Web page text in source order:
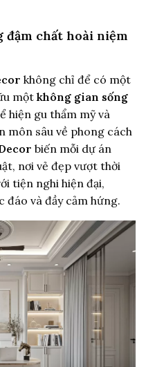
đậm chất hoài niệm
không chỉ để có một
mộtkhông gian sống
hiện gu thẩm mỹ và
môn sâu về phong cách
biến mỗi dự án
nơi vẻ đẹp vượt thời
tiện nghi hiện đại,
đáo và đầy cảm hứng.